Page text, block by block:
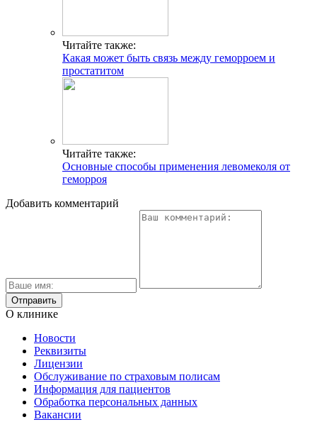
Читайте также:
Какая может быть связь между геморроем и
простатитом
Читайте также:
Основные способы применения левомеколя от
геморроя
Добавить комментарий
О клинике
Новости
Реквизиты
Лицензии
Обслуживание по страховым полисам
Информация для пациентов
Обработка персональных данных
Вакансии